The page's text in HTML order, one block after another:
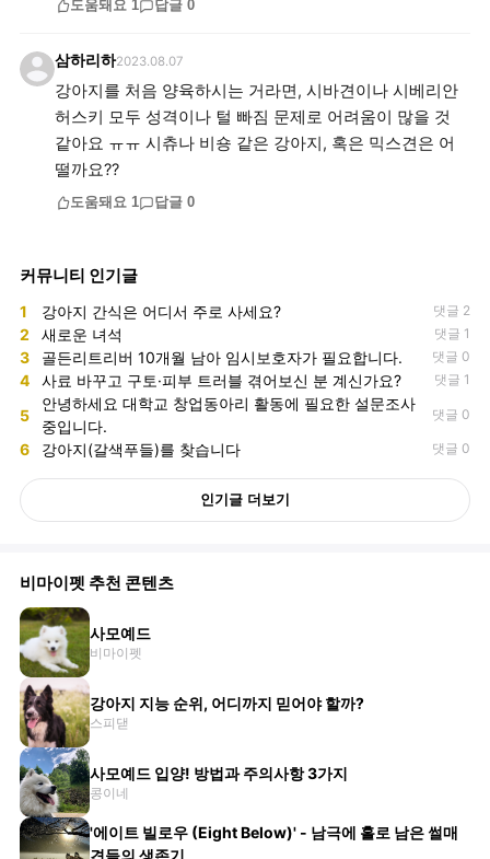
도움돼요 1 답글 0
삼하리하2023.08.07
강아지를 처음 양육하시는 거라면, 시바견이나 시베리안
허스키 모두 성격이나 털 빠짐 문제로 어려움이 많을 것
같아요 ㅠㅠ 시츄나 비숑 같은 강아지, 혹은 믹스견은 어
떨까요??
도움돼요 1 답글 0
커뮤니티 인기글
1 강아지 간식은 어디서 주로 사세요? 댓글 2
2 새로운 녀석 댓글 1
3 골든리트리버 10개월 남아 임시보호자가 필요합니다. 댓글 0
4 사료 바꾸고 구토·피부 트러블 겪어보신 분 계신가요? 댓글 1
5
안녕하세요 대학교 창업동아리 활동에 필요한 설문조사
중입니다.
댓글 0
6 강아지(갈색푸들)를 찾습니다 댓글 0
인기글 더보기
비마이펫 추천 콘텐츠
사모예드
비마이펫
강아지 지능 순위, 어디까지 믿어야 할까?
스피댇
사모예드 입양! 방법과 주의사항 3가지
콩이네
'에이트 빌로우 (Eight Below)' - 남극에 홀로 남은 썰매
견들의 생존기